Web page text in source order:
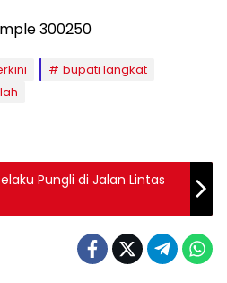
bupati langkat
Pungli di Jalan Lintas